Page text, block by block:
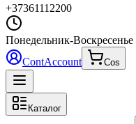
+37361112200
Понедельник-Воскресенье
ContAccount Cos
Каталог